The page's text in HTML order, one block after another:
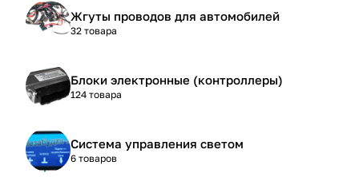
Жгуты проводов для автомобилей
32 товара
Блоки электронные (контроллеры)
124 товара
Система управления светом
6 товаров